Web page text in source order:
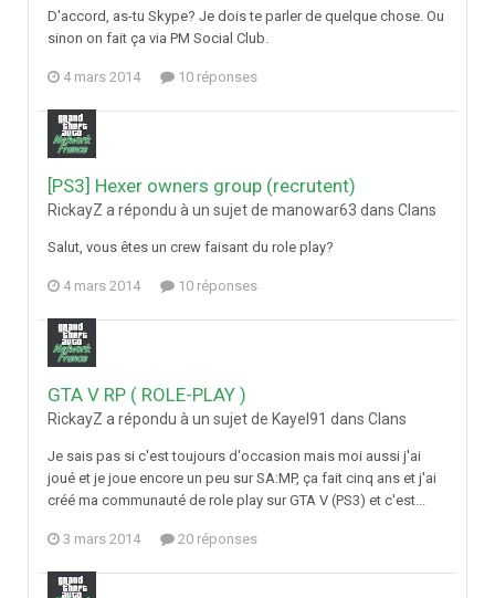
D'accord, as-tu Skype? Je dois te parler de quelque chose. Ou
sinon on fait ça via PM Social Club.
4 mars 2014 10 réponses
[PS3] Hexer owners group (recrutent)
RickayZ a répondu à un sujet de manowar63 dans Clans
Salut, vous êtes un crew faisant du role play?
4 mars 2014 10 réponses
GTA V RP ( ROLE-PLAY )
RickayZ a répondu à un sujet de Kayel91 dans Clans
Je sais pas si c'est toujours d'occasion mais moi aussi j'ai
joué et je joue encore un peu sur SA:MP, ça fait cinq ans et j'ai
créé ma communauté de role play sur GTA V (PS3) et c'est...
3 mars 2014 20 réponses